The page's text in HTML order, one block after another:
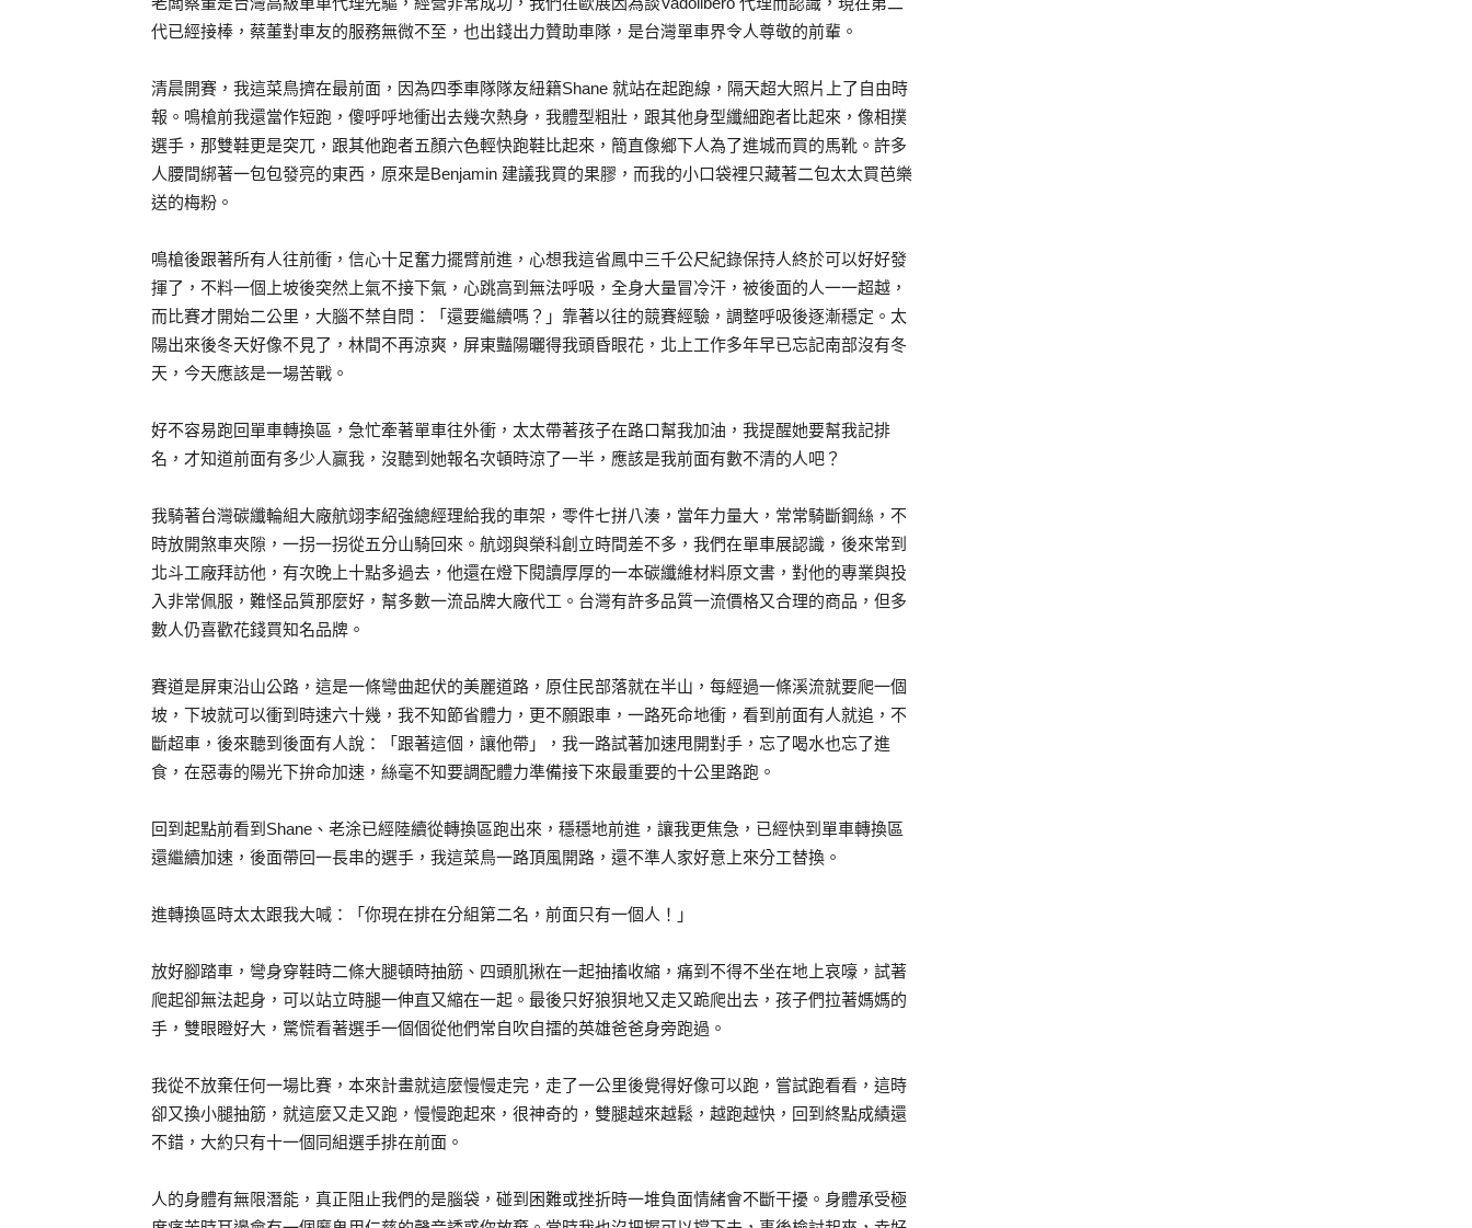
代已經接棒，蔡董對車友的服務無微不至，也出錢出力贊助車隊，是台灣單車界令人尊敬的前輩。
清晨開賽，我這菜鳥擠在最前面，因為四季車隊隊友紐籍Shane 就站在起跑線，隔天超大照片上了自由時
報。鳴槍前我還當作短跑，傻呼呼地衝出去幾次熱身，我體型粗壯，跟其他身型纖細跑者比起來，像相撲
選手，那雙鞋更是突兀，跟其他跑者五顏六色輕快跑鞋比起來，簡直像鄉下人為了進城而買的馬靴。許多
人腰間綁著一包包發亮的東西，原來是Benjamin 建議我買的果膠，而我的小口袋裡只藏著二包太太買芭樂
送的梅粉。
鳴槍後跟著所有人往前衝，信心十足奮力擺臂前進，心想我這省鳳中三千公尺紀錄保持人終於可以好好發
揮了，不料一個上坡後突然上氣不接下氣，心跳高到無法呼吸，全身大量冒冷汗，被後面的人一一超越，
而比賽才開始二公里，大腦不禁自問：「還要繼續嗎？」靠著以往的競賽經驗，調整呼吸後逐漸穩定。太
陽出來後冬天好像不見了，林間不再涼爽，屏東豔陽曬得我頭昏眼花，北上工作多年早已忘記南部沒有冬
天，今天應該是一場苦戰。
好不容易跑回單車轉換區，急忙牽著單車往外衝，太太帶著孩子在路口幫我加油，我提醒她要幫我記排
名，才知道前面有多少人贏我，沒聽到她報名次頓時涼了一半，應該是我前面有數不清的人吧？
我騎著台灣碳纖輪組大廠航翊李紹強總經理給我的車架，零件七拼八湊，當年力量大，常常騎斷鋼絲，不
時放開煞車夾隙，一拐一拐從五分山騎回來。航翊與榮科創立時間差不多，我們在單車展認識，後來常到
北斗工廠拜訪他，有次晚上十點多過去，他還在燈下閱讀厚厚的一本碳纖維材料原文書，對他的專業與投
入非常佩服，難怪品質那麼好，幫多數一流品牌大廠代工。台灣有許多品質一流價格又合理的商品，但多
數人仍喜歡花錢買知名品牌。
賽道是屏東沿山公路，這是一條彎曲起伏的美麗道路，原住民部落就在半山，每經過一條溪流就要爬一個
坡，下坡就可以衝到時速六十幾，我不知節省體力，更不願跟車，一路死命地衝，看到前面有人就追，不
斷超車，後來聽到後面有人說：「跟著這個，讓他帶」，我一路試著加速甩開對手，忘了喝水也忘了進
食，在惡毒的陽光下拚命加速，絲毫不知要調配體力準備接下來最重要的十公里路跑。
回到起點前看到Shane、老涂已經陸續從轉換區跑出來，穩穩地前進，讓我更焦急，已經快到單車轉換區
還繼續加速，後面帶回一長串的選手，我這菜鳥一路頂風開路，還不準人家好意上來分工替換。
進轉換區時太太跟我大喊：「你現在排在分組第二名，前面只有一個人！」
放好腳踏車，彎身穿鞋時二條大腿頓時抽筋、四頭肌揪在一起抽搐收縮，痛到不得不坐在地上哀嚎，試著
爬起卻無法起身，可以站立時腿一伸直又縮在一起。最後只好狼狽地又走又跪爬出去，孩子們拉著媽媽的
手，雙眼瞪好大，驚慌看著選手一個個從他們常自吹自擂的英雄爸爸身旁跑過。
我從不放棄任何一場比賽，本來計畫就這麼慢慢走完，走了一公里後覺得好像可以跑，嘗試跑看看，這時
卻又換小腿抽筋，就這麼又走又跑，慢慢跑起來，很神奇的，雙腿越來越鬆，越跑越快，回到終點成績還
不錯，大約只有十一個同組選手排在前面。
人的身體有無限潛能，真正阻止我們的是腦袋，碰到困難或挫折時一堆負面情緒會不斷干擾。身體承受極